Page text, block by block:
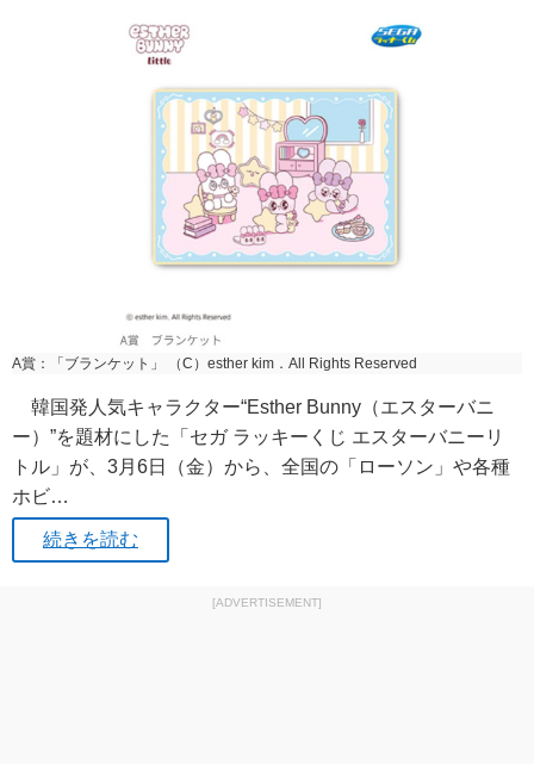
A賞：「ブランケット」 （C）esther kim．All Rights Reserved
韓国発人気キャラクター“Esther Bunny（エスターバニ
ー）”を題材にした「セガ ラッキーくじ エスターバニーリ
トル」が、3月6日（金）から、全国の「ローソン」や各種
ホビ…
続きを読む
[ADVERTISEMENT]